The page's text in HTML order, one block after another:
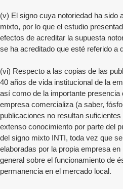
(v) El signo cuya notoriedad ha sido
mixto, por lo que el estudio
efectos de acreditar la supuesta
se ha acreditado que esté referido a
(vi) Respecto a las copias de las
40 años de vida institucional de la
así como de la importante presencia
empresa comercializa (a saber,
publicaciones no resultan
extenso conocimiento por parte del
del signo mixto INTI, toda vez que
elaboradas por la propia empresa
general sobre el funcionamiento de
permanencia en el mercado local.